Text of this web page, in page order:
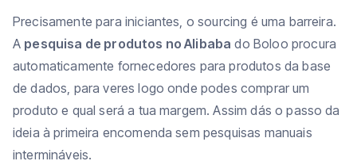
Precisamente para iniciantes, o sourcing é uma barreira.
A pesquisa de produtos no Alibaba do Boloo procura
automaticamente fornecedores para produtos da base
de dados, para veres logo onde podes comprar um
produto e qual será a tua margem. Assim dás o passo da
ideia à primeira encomenda sem pesquisas manuais
intermináveis.